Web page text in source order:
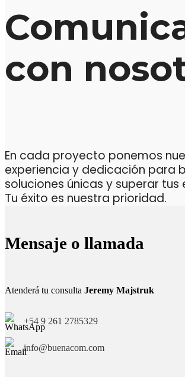
con
En cada proyecto ponemos
experiencia y dedicación para
soluciones únicas y superar
Tu éxito es nuestra prioridad.
Mensaje o llamada
Atenderá tu consulta Jeremy Majstruk
+54 9 261 2785329
info@buenacom.com